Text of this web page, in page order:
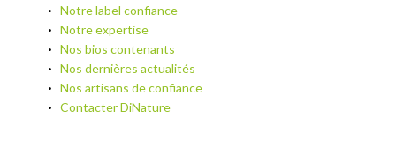
Notre label confiance
Notre expertise
Nos bios contenants
Nos dernières actualités
Nos artisans de confiance
Contacter DiNature